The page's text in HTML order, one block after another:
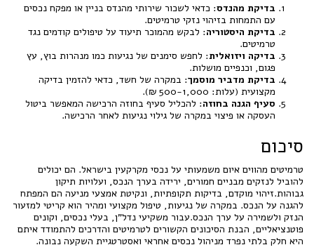
בדיקת מהנדס: כדאי לשכור שירותי מהנדס בניין או מפקח נכסים
עם התמחות בזיהוי נזקי טרמיטים.
בדיקת היסטוריה: לבקש מהמוכר תיעוד על טיפולים קודמים נגד
טרמיטים.
בדיקה ויזואלית: לחפש סימנים של נגיעות כמו מנהרות בוץ, עץ
פגום, וכנפיים מושלות.
בדיקת מדביר מוסמך: במקרה של חשד, כדאי להזמין בדיקה
מקצועית (עלות: 500-1,000 ₪).
סעיף הגנה בחוזה: להכליל סעיף בחוזה הרכישה המאפשר ביטול
העסקה או פיצוי במקרה של גילוי נגיעות לאחר הרכישה.
סיכום
טרמיטים מהווים איום משמעותי על נכסי מקרקעין בישראל. הם יכולים
להוביל לנזקים מבניים חמורים, ירידה בערך הנכס, ועלויות תיקון
גבוהות.זיהוי מוקדם, בדיקות תקופתיות, ונקיטת אמצעי מניעה הם המפתח
להגנה על הנכס. במקרה של נגיעות, טיפול מקצועי ומהיר הוא קריטי למזעור
הנזק ולשמירה על ערך הנכס.עבור משקיעי נדל"ן, בעלי נכסים, וקונים
פוטנציאליים, הבנת הסיכונים הקשורים לטרמיטים והדרכים להתמודד איתם
היא חלק בלתי נפרד מניהול נכסים אחראי ואסטרטגיית השקעה נבונה.